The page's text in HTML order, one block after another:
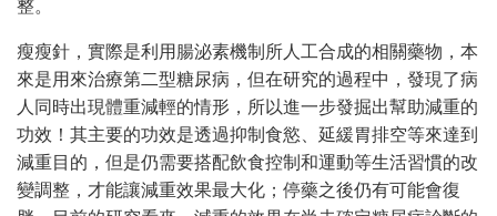
整。
瘦瘦針，實際是利用腸泌素機制所人工合成的相關藥物，本
來是用來治療第二型糖尿病，但在研究的過程中，發現了病
人同時出現體重減輕的情形，所以進一步發掘出幫助減重的
功效！其主要的功效是透過抑制食慾、延緩胃排空等來達到
減重目的，但是仍需要搭配飲食控制和運動等生活習慣的改
變調整，才能讓減重效果最大化；停藥之後仍有可能會復